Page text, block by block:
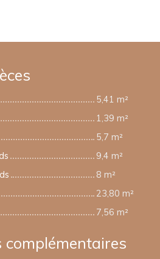
5,41 m²
1,39 m²
5,7 m²
9,4 m²
8 m²
23,80 m²
7,56 m²